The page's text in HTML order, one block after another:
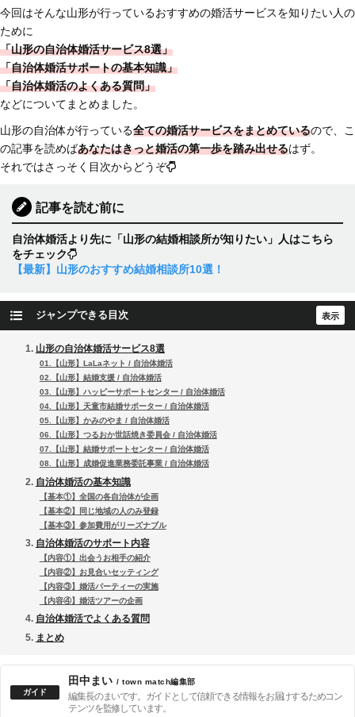
今回はそんな山形が行っているおすすめの婚活サービスを知りたい人の
ために
「山形の自治体婚活サービス8選」
「自治体婚活サポートの基本知識」
「自治体婚活のよくある質問」
などについてまとめました。
山形の自治体が行っている全ての婚活サービスをまとめているので、こ
の記事を読めばあなたはきっと婚活の第一歩を踏み出せるはず。
それではさっそく目次からどうぞ
記事を読む前に
自治体婚活より先に「山形の結婚相談所が知りたい」人はこちら
をチェック
【最新】山形のおすすめ結婚相談所10選！
ジャンプできる目次
山形の自治体婚活サービス8選
01.【山形】LaLaネット / 自治体婚活
02.【山形】結婚支援 / 自治体婚活
03.【山形】ハッピーサポートセンター / 自治体婚活
04.【山形】天童市結婚サポーター / 自治体婚活
05.【山形】かみのやま / 自治体婚活
06.【山形】つるおか世話焼き委員会 / 自治体婚活
07.【山形】結婚サポートセンター / 自治体婚活
08.【山形】成婚促進業務委託事業 / 自治体婚活
自治体婚活の基本知識
【基本①】全国の各自治体が企画
【基本②】同じ地域の人のみ登録
【基本③】参加費用がリーズナブル
自治体婚活のサポート内容
【内容①】出会うお相手の紹介
【内容②】お見合いセッティング
【内容③】婚活パーティーの実施
【内容④】婚活ツアーの企画
自治体婚活でよくある質問
まとめ
田中まい / town match編集部
編集長のまいです。ガイドとして信頼できる情報をお届けするためコン
テンツを監修しています。